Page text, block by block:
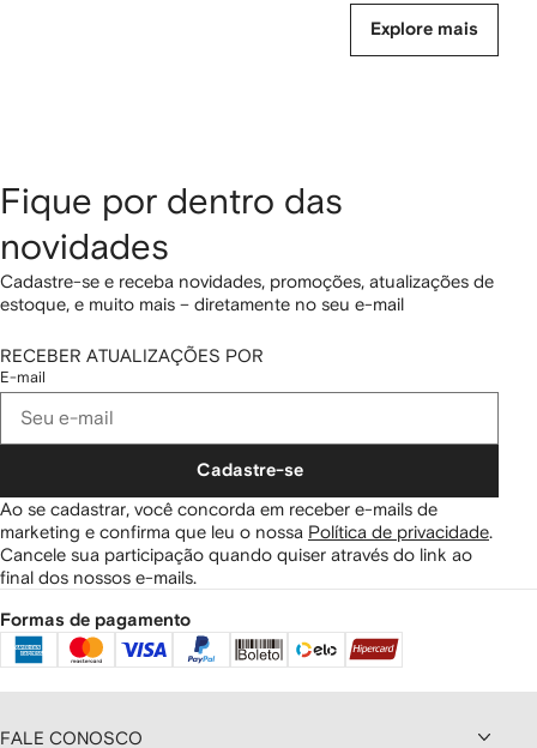
Explore mais
Fique por dentro das
novidades
Cadastre-se e receba novidades, promoções, atualizações de
estoque, e muito mais – diretamente no seu e-mail
RECEBER ATUALIZAÇÕES POR
E-mail
Cadastre-se
Ao se cadastrar, você concorda em receber e-mails de
marketing e confirma que leu o nossa Política de privacidade
Cancele sua participação quando quiser através do link ao
final dos nossos e-mails.
Formas de pagamento
FALE CONOSCO